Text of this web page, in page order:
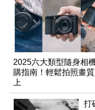
2025六大類型隨身相
購指南！輕鬆拍照畫
上
打